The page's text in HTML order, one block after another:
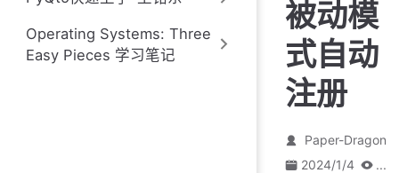
Operating Systems: Three
Easy Pieces 学习笔记
被动模
式自动
注册
Paper-Dragon
2024/1/4
...